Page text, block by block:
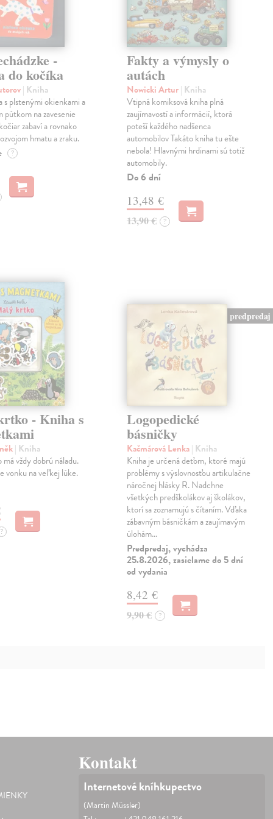
-
do kočíka
| Kniha
s plstenými okienkami a
na zavesenie
zabaví a rovnako
hmatu a zraku.
?
Fakty a výmysly o
autách
Nowicki Artur| Kniha
Vtipná komiksová kniha plná
zaujímavostí a informácií, ktorá
poteší každého nadšenca
automobilov Takáto kniha tu ešte
nebola! Hlavnými hrdinami sú totiž
automobily.
Do 6 dní
13,48 €
13,90 € ?
- Kniha s
| Kniha
vždy dobrú náladu.
vonku na veľkej lúke.
?
predpredaj
Logopedické
básničky
Kačmárová Lenka| Kniha
Kniha je určená deťom, ktoré majú
problémy s výslovnosťou artikulačne
náročnej hlásky R. Nadchne
všetkých predškolákov aj školákov,
ktorí sa zoznamujú s čítaním. Vďaka
zábavným básničkám a zaujímavým
úlohám…
Predpredaj, vychádza
25.8.2026, zasielame do 5 dní
od vydania
8,42 €
9,90 € ?
Kontakt
Internetové kníhkupectvo
(Martin Müssler)